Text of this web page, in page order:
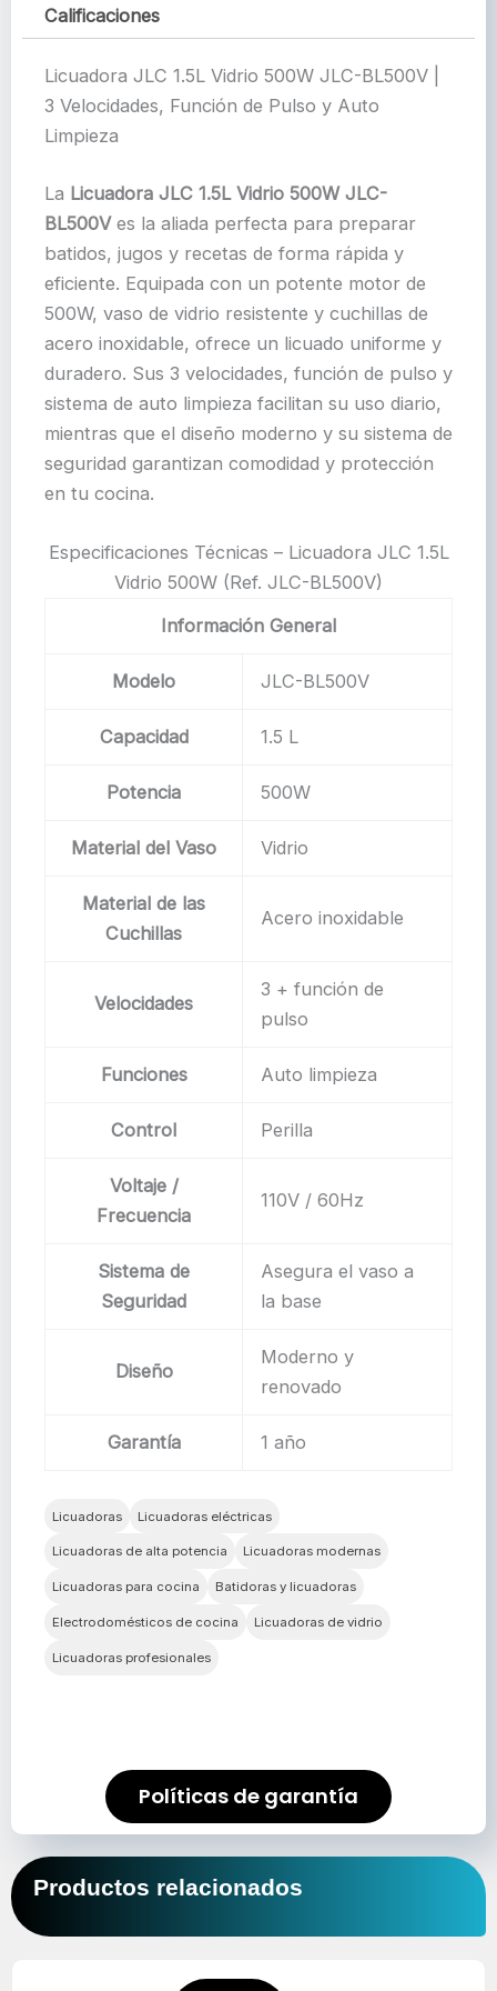
Calificaciones
Licuadora JLC 1.5L Vidrio 500W JLC-BL500V |
3 Velocidades, Función de Pulso y Auto
Limpieza
La Licuadora JLC 1.5L Vidrio 500W JLC-
BL500Ves la aliada perfecta para preparar
batidos, jugos y recetas de forma rápida y
eficiente. Equipada con un potente motor de
500W, vaso de vidrio resistente y cuchillas de
acero inoxidable, ofrece un licuado uniforme y
duradero. Sus 3 velocidades, función de pulso y
sistema de auto limpieza facilitan su uso diario,
mientras que el diseño moderno y su sistema de
seguridad garantizan comodidad y protección
en tu cocina.
Especificaciones Técnicas – Licuadora JLC 1.5L
Vidrio 500W (Ref. JLC-BL500V)
Información General
Modelo JLC-BL500V
Capacidad 1.5 L
Potencia 500W
Material del Vaso Vidrio
Material de las
Cuchillas
Acero inoxidable
Velocidades
3 + función de
pulso
Funciones Auto limpieza
Control Perilla
Voltaje /
Frecuencia
110V / 60Hz
Sistema de
Seguridad
Asegura el vaso a
la base
Diseño
Moderno y
renovado
Garantía 1 año
Licuadoras Licuadoras eléctricas
Licuadoras de alta potencia Licuadoras modernas
Licuadoras para cocina Batidoras y licuadoras
Electrodomésticos de cocina Licuadoras de vidrio
Licuadoras profesionales
Políticas de garantía
Productos relacionados